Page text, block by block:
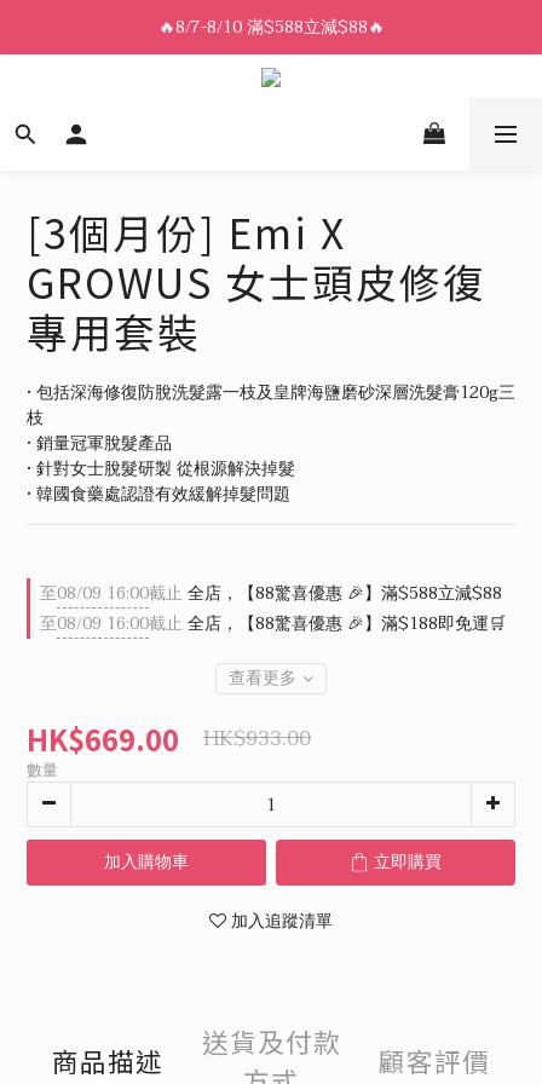
8/7-8/10 全館限時$188免運🛒
🔥8/7-8/10 滿$588立減$88🔥
8/7-8/10 全館限時$188免運🛒
[3個月份] Emi X
GROWUS 女士頭皮修復
專用套裝
• 包括深海修復防脫洗髮露一枝及皇牌海鹽磨砂深層洗髮膏120g三
枝
• 銷量冠軍脫髮產品
• 針對女士脫髮研製 從根源解決掉髮
• 韓國食藥處認證有效緩解掉髮問題
至08/09 16:00截止全店，【88驚喜優惠 🎉】滿$588立減$88
至08/09 16:00截止全店，【88驚喜優惠 🎉】滿$188即免運🛒
查看更多
HK$669.00 HK$933.00
數量
加入購物車 立即購買
加入追蹤清單
商品描述
送貨及付款
顧客評價